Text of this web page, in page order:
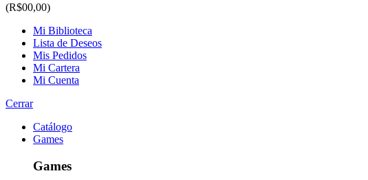
(R$00,00)
Mi Biblioteca
Lista de Deseos
Mis Pedidos
Mi Cartera
Mi Cuenta
Cerrar
Catálogo
Games
Games